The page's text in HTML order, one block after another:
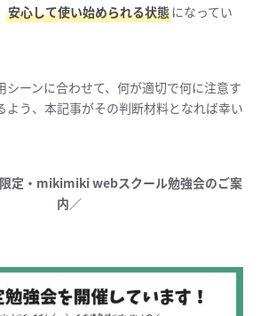
安心して使い始められる状態になってい
シーンに合わせて、何が適切で何に注意す
よう、本記事がその判断材料となれば幸い
定・mikimiki webスクール勉強会のご案
内／